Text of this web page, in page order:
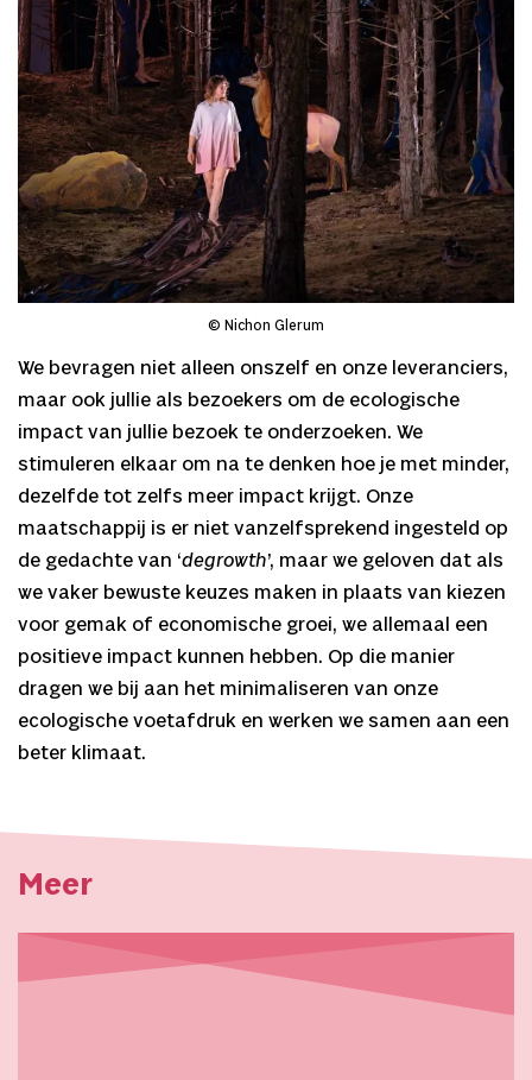
© Nichon Glerum
We bevragen niet alleen onszelf en onze leveranciers,
maar ook jullie als bezoekers om de ecologische
impact van jullie bezoek te onderzoeken. We
stimuleren elkaar om na te denken hoe je met minder,
dezelfde tot zelfs meer impact krijgt. Onze
maatschappij is er niet vanzelfsprekend ingesteld op
de gedachte van ‘degrowth’, maar we geloven dat als
we vaker bewuste keuzes maken in plaats van kiezen
voor gemak of economische groei, we allemaal een
positieve impact kunnen hebben. Op die manier
dragen we bij aan het minimaliseren van onze
ecologische voetafdruk en werken we samen aan een
beter klimaat.
Meer